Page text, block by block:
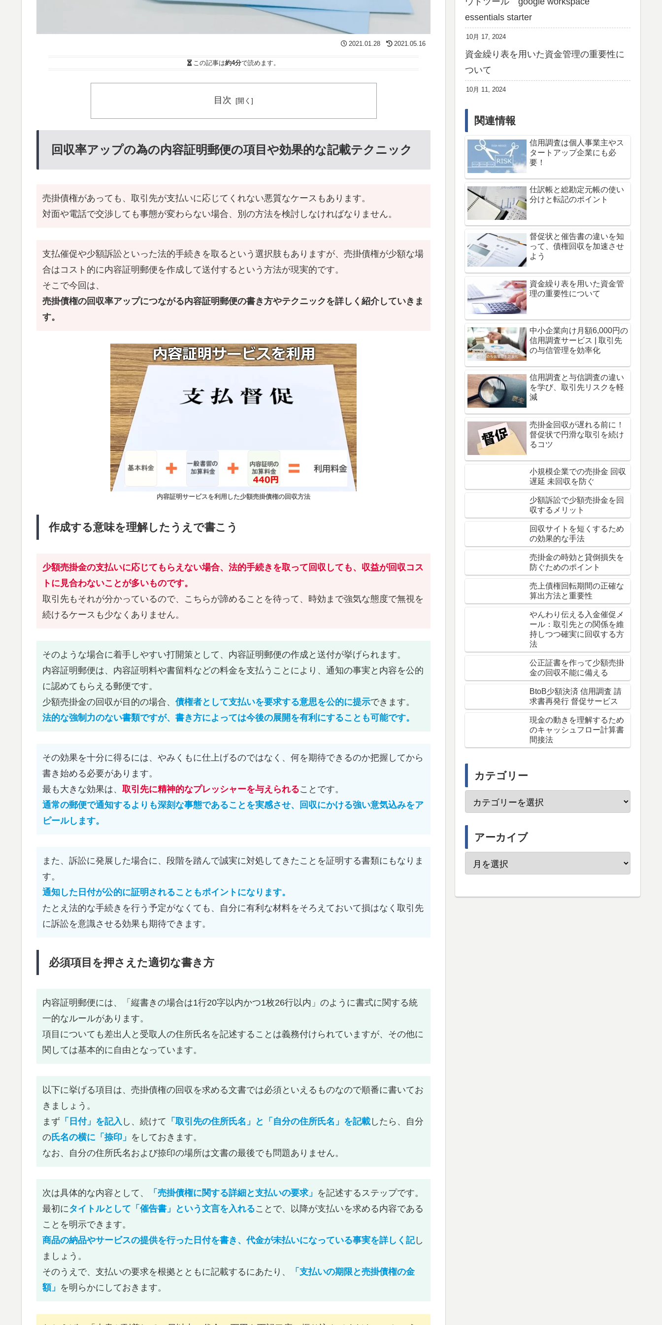
2021.01.28 2021.05.16
この記事は約4分で読めます。
目次
回収率アップの為の内容証明郵便の項目や効果的な記載テクニック
売掛債権があっても、取引先が支払いに応じてくれない悪質なケースもあります。
対面や電話で交渉しても事態が変わらない場合、別の方法を検討しなければなりません。
支払催促や少額訴訟といった法的手続きを取るという選択肢もありますが、売掛債権が少額な場
合はコスト的に内容証明郵便を作成して送付するという方法が現実的です。
そこで今回は、
売掛債権の回収率アップにつながる内容証明郵便の書き方やテクニックを詳しく紹介していきま
す。
内容証明サービスを利用した少額売掛債権の回収方法
作成する意味を理解したうえで書こう
少額売掛金の支払いに応じてもらえない場合、法的手続きを取って回収しても、収益が回収コス
トに見合わないことが多いものです。
取引先もそれが分かっているので、こちらが諦めることを待って、時効まで強気な態度で無視を
続けるケースも少なくありません。
そのような場合に着手しやすい打開策として、内容証明郵便の作成と送付が挙げられます。
内容証明郵便は、内容証明料や書留料などの料金を支払うことにより、通知の事実と内容を公的
に認めてもらえる郵便です。
少額売掛金の回収が目的の場合、 債権者として支払いを要求する意思を公的に提示できます。
法的な強制力のない書類ですが、書き方によっては今後の展開を有利にすることも可能です。
その効果を十分に得るには、やみくもに仕上げるのではなく、何を期待できるのか把握してから
書き始める必要があります。
最も大きな効果は、 取引先に精神的なプレッシャーを与えられることです。
通常の郵便で通知するよりも深刻な事態であることを実感させ、回収にかける強い意気込みをア
ピールします。
また、訴訟に発展した場合に、段階を踏んで誠実に対処してきたことを証明する書類にもなりま
す。
通知した日付が公的に証明されることもポイントになります。
たとえ法的な手続きを行う予定がなくても、自分に有利な材料をそろえておいて損はなく取引先
に訴訟を意識させる効果も期待できます。
必須項目を押さえた適切な書き方
内容証明郵便には、「縦書きの場合は1行20字以内かつ1枚26行以内」のように書式に関する統
一的なルールがあります。
項目についても差出人と受取人の住所氏名を記述することは義務付けられていますが、その他に
関しては基本的に自由となっています。
以下に挙げる項目は、売掛債権の回収を求める文書では必須といえるものなので順番に書いてお
きましょう。
まず 「日付」を記入 し、続けて 「取引先の住所氏名」と「自分の住所氏名」を記載 したら、自分
の氏名の横に「捺印」 をしておきます。
なお、自分の住所氏名および捺印の場所は文書の最後でも問題ありません。
次は具体的な内容として、 「売掛債権に関する詳細と支払いの要求」 を記述するステップです。
最初にタイトルとして「催告書」という文言を入れることで、以降が支払いを求める内容である
ことを明示できます。
商品の納品やサービスの提供を行った日付を書き、代金が未払いになっている事実を詳しく記し
ましょう。
そのうえで、支払いの要求を根拠とともに記載するにあたり、
「支払いの期限と売掛債権の金
額」 を明らかにしておきます。
essentials starter
10月 17, 2024
資金繰り表を用いた資金管理の重要性に
ついて
10月 11, 2024
関連情報
信用調査は個人事業主やス
タートアップ企業にも必
要！
仕訳帳と総勘定元帳の使い
分けと転記のポイント
督促状と催告書の違いを知
って、債権回収を加速させ
よう
資金繰り表を用いた資金管
理の重要性について
中小企業向け月額6,000円の
信用調査サービス | 取引先
の与信管理を効率化
信用調査と与信調査の違い
を学び、取引先リスクを軽
減
売掛金回収が遅れる前に！
督促状で円滑な取引を続け
るコツ
小規模企業での売掛金 回収
遅延 未回収を防ぐ
少額訴訟で少額売掛金を回
収するメリット
回収サイトを短くするため
の効果的な手法
売掛金の時効と貸倒損失を
防ぐためのポイント
売上債権回転期間の正確な
算出方法と重要性
やんわり伝える入金催促メ
ール：取引先との関係を維
持しつつ確実に回収する方
法
公正証書を作って少額売掛
金の回収不能に備える
BtoB少額決済 信用調査 請
求書再発行 督促サービス
現金の動きを理解するため
のキャッシュフロー計算書
間接法
カテゴリー
アーカイブ